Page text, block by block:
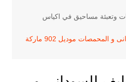
وتعبئة مساحيق في اكياس
ماكينة تعبئة وتغليف للسودانى و المحمصات موديل 902 ماركة